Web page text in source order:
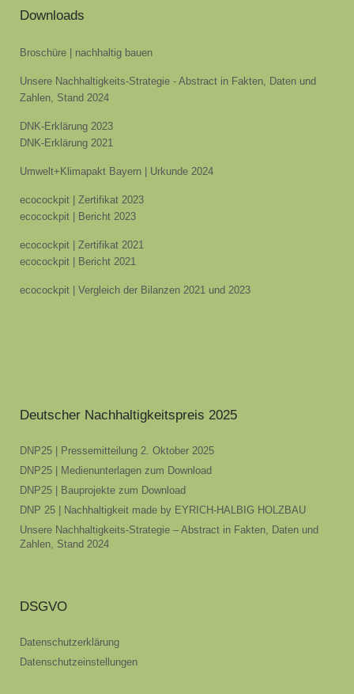
Downloads
Broschüre | nachhaltig bauen
Unsere Nachhaltigkeits-Strategie - Abstract in Fakten, Daten und
Zahlen, Stand 2024
DNK-Erklärung 2023
DNK-Erklärung 2021
Umwelt+Klimapakt Bayern | Urkunde 2024
ecocockpit | Zertifikat 2023
ecocockpit | Bericht 2023
ecocockpit | Zertifikat 2021
ecocockpit | Bericht 2021
ecocockpit | Vergleich der Bilanzen 2021 und 2023
Deutscher Nachhaltigkeitspreis 2025
DNP25 | Pressemitteilung 2. Oktober 2025
DNP25 | Medienunterlagen zum Download
DNP25 | Bauprojekte zum Download
DNP 25 | Nachhaltigkeit made by EYRICH-HALBIG HOLZBAU
Unsere Nachhaltigkeits-Strategie – Abstract in Fakten, Daten und
Zahlen, Stand 2024
DSGVO
Datenschutzerklärung
Datenschutzeinstellungen